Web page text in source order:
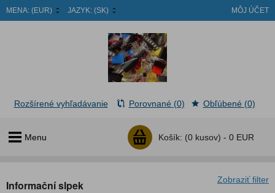
MENA: (EUR) JAZYK: (SK) MÔJ ÚČET
Menu Košík: (0 kusov) - 0 EUR
Rozšírené vyhľadávanie Porovnané (0) Obľúbené (0)
Zobraziť filter
Informační slpek